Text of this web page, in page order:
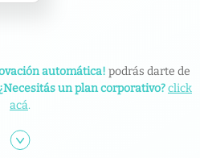
automática! podrás darte de
un plan corporativo?click
acá.